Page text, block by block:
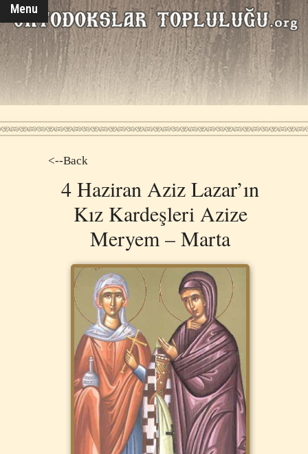
Menu
<--Back
4 Ηaziran Aziz Lazar’ın
Kız Kardeşleri Azize
Meryem – Marta